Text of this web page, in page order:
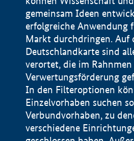
gemeinsam Ideen
erfolgreiche Anwendung
Markt durchdringen. Auf
Deutschlandkarte sind
verortet, die im
Verwertungsförderung
In den Filteroptionen
Einzelvorhaben suchen
Verbundvorhaben, zu
verschiedene